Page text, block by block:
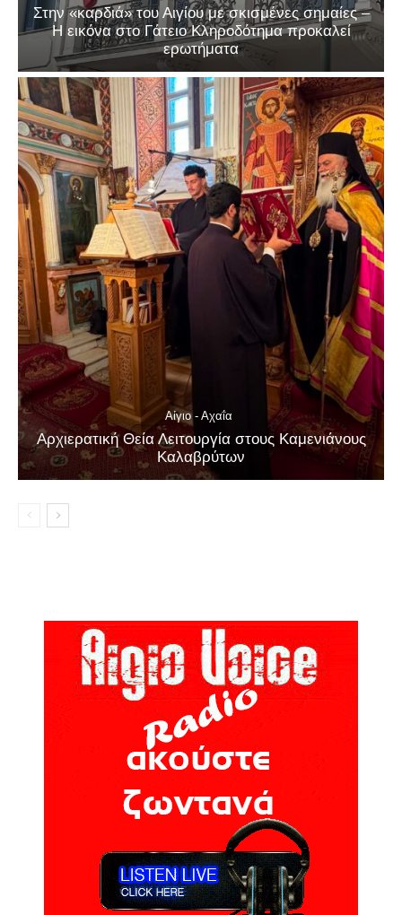
Στην «καρδιά» του Αιγίου με σκισμένες σημαίες –
Η εικόνα στο Γάτειο Κληροδότημα προκαλεί
ερωτήματα
Αίγιο - Αχαΐα
Αρχιερατική Θεία Λειτουργία στους Καμενιάνους
Καλαβρύτων